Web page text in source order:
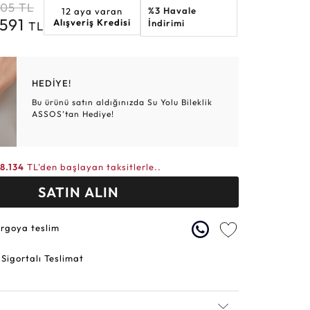
Elmas Bilezikler
Altın Tesbihler
Altın Hasır Setler
Violet Burç
TL
TL
12 aya varan
Alışveriş Kredisi
%3 Havale
İndirimi
HEDİYE!
Bu ürünü satın aldığınızda Su Yolu Bileklik
ASSOS’tan Hediye!
TL'den başlayan taksitlerle..
SATIN ALIN
teslim
Teslimat